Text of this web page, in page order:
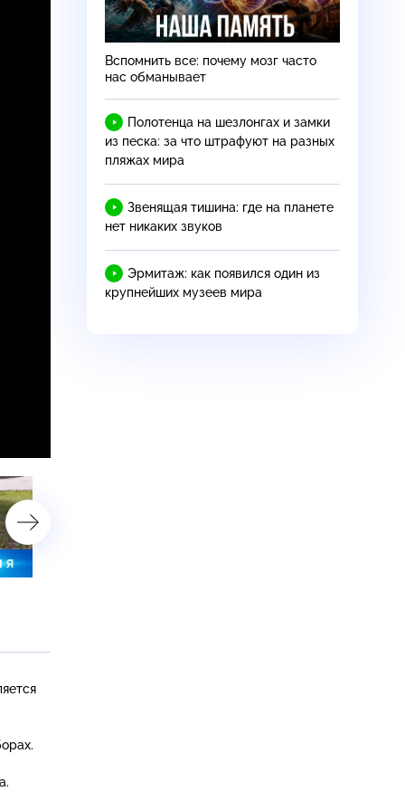
Вспомнить все: почему мозг часто
нас обманывает
Полотенца на шезлонгах и замки
из песка: за что штрафуют на разных
пляжах мира
Звенящая тишина: где на планете
нет никаких звуков
Эрмитаж: как появился один из
крупнейших музеев мира